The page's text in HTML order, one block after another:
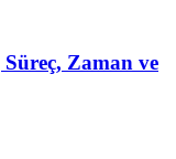
Süreç, Zaman ve